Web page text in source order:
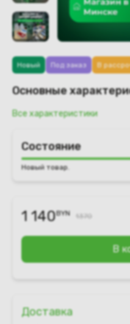
Новый Под заказ В
Основные
Все характеристики
Состояние
Новый товар.
1 140BYN 1370
В
Доставка